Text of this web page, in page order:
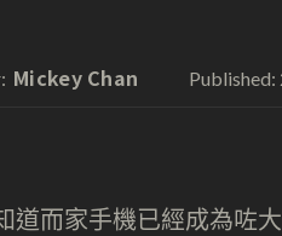
Mickey Chan Published:
道而家手機已經成為咗